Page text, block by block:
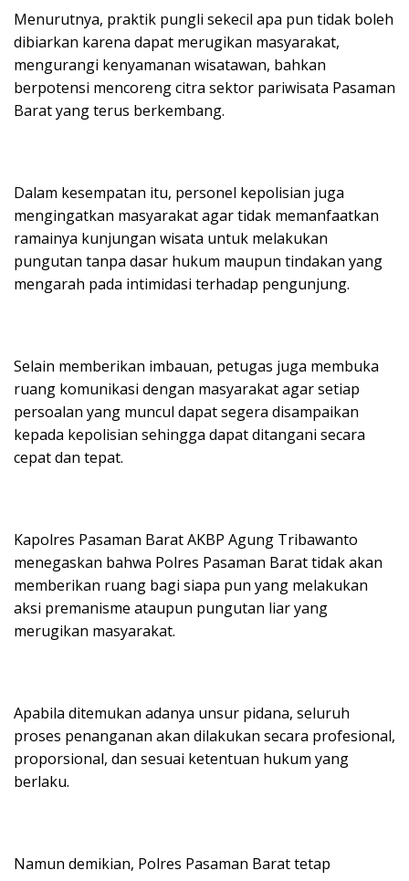
Menurutnya, praktik pungli sekecil apa pun tidak boleh
dibiarkan karena dapat merugikan masyarakat,
mengurangi kenyamanan wisatawan, bahkan
berpotensi mencoreng citra sektor pariwisata Pasaman
Barat yang terus berkembang.
Dalam kesempatan itu, personel kepolisian juga
mengingatkan masyarakat agar tidak memanfaatkan
ramainya kunjungan wisata untuk melakukan
pungutan tanpa dasar hukum maupun tindakan yang
mengarah pada intimidasi terhadap pengunjung.
Selain memberikan imbauan, petugas juga membuka
ruang komunikasi dengan masyarakat agar setiap
persoalan yang muncul dapat segera disampaikan
kepada kepolisian sehingga dapat ditangani secara
cepat dan tepat.
Kapolres Pasaman Barat AKBP Agung Tribawanto
menegaskan bahwa Polres Pasaman Barat tidak akan
memberikan ruang bagi siapa pun yang melakukan
aksi premanisme ataupun pungutan liar yang
merugikan masyarakat.
Apabila ditemukan adanya unsur pidana, seluruh
proses penanganan akan dilakukan secara profesional,
proporsional, dan sesuai ketentuan hukum yang
berlaku.
Namun demikian, Polres Pasaman Barat tetap